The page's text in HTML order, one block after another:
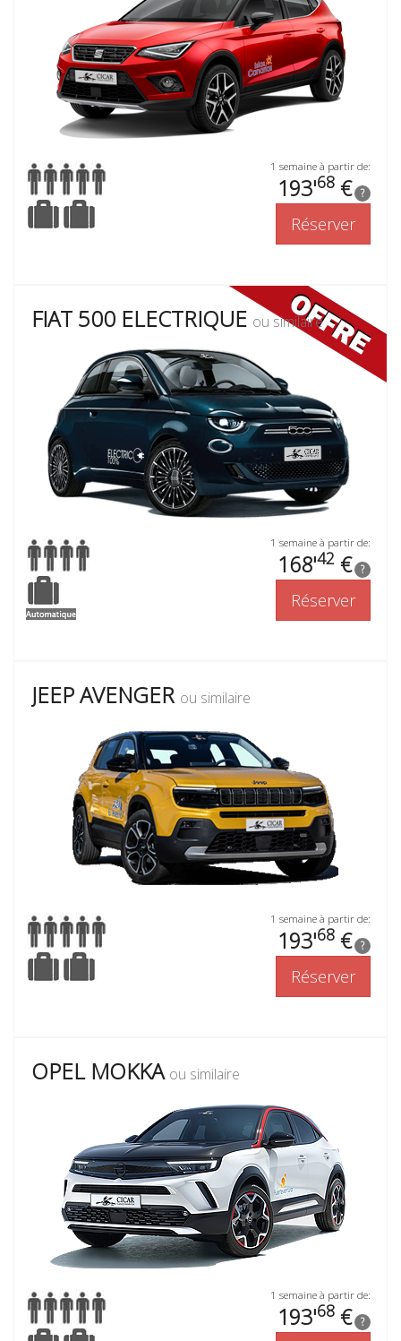
1 semaine à partir de:
193'68 € ?
Réserver
FIAT 500 ELECTRIQUE ou similaire
1 semaine à partir de:
168'42 € ?
Réserver
JEEP AVENGER ou similaire
1 semaine à partir de:
193'68 € ?
Réserver
OPEL MOKKA ou similaire
1 semaine à partir de:
193'68 € ?